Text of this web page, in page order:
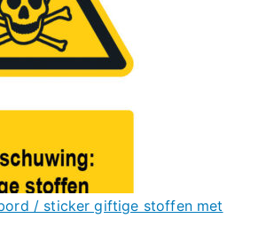
/ sticker giftige stoffen met